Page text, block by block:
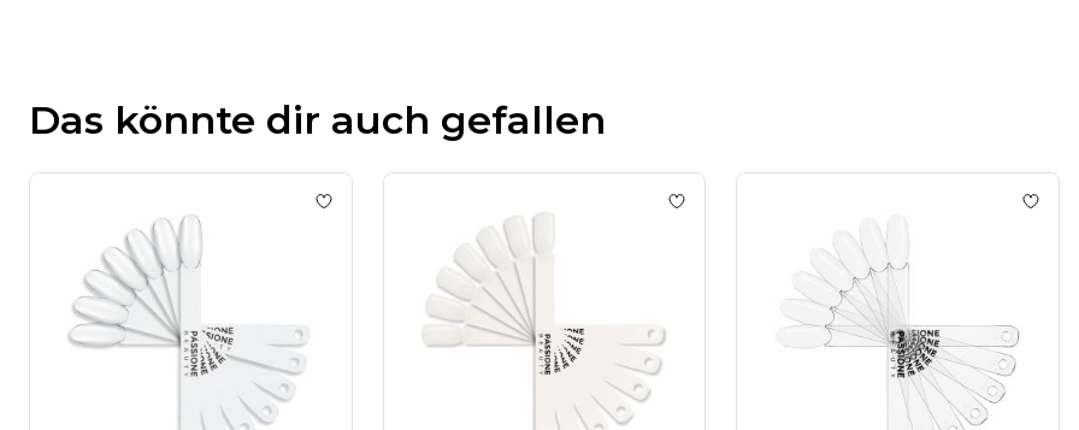
Apr
16
Das könnte dir auch gefallen
Add to wishlist Nude Matt Mandel Demo Ring- 50Stk
Add to wishlist Natural Demo Ring - 50 StkAdd